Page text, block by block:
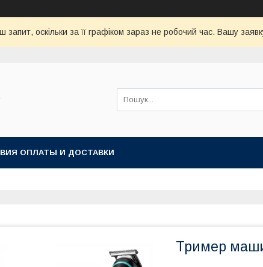
запит, оскільки за її графіком зараз не робочий час. Вашу
ОПЛАТЫ И ДОСТАВКИ
Тример